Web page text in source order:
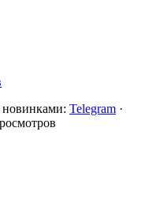
новинками: Telegram ·